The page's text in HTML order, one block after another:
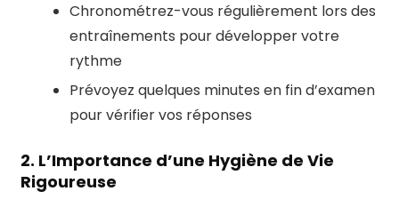
Chronométrez-vous régulièrement lors des
entraînements pour développer votre
rythme
Prévoyez quelques minutes en fin d’examen
pour vérifier vos réponses
2. L’Importance d’une Hygiène de Vie
Rigoureuse